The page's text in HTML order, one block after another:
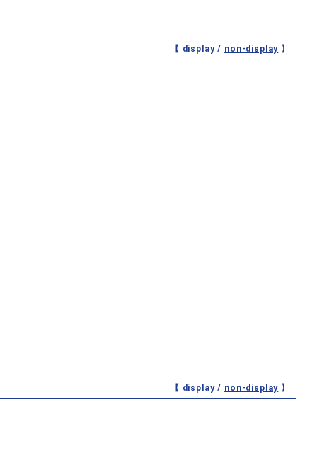
【 display / non-display 】
【 display / non-display 】